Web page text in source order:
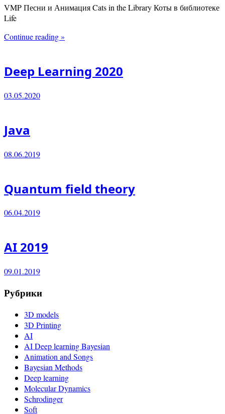
VMP Песни и Анимация Cats in the Library Коты в библиотеке
Life
Continue reading »
Deep Learning 2020
03.05.2020
Java
08.06.2019
Quantum field theory
06.04.2019
AI 2019
09.01.2019
Рубрики
3D models
3D Printing
AI
AI Deep learning Bayesian
Animation and Songs
Bayesian Methods
Deep learning
Molecular Dynamics
Schrodinger
Soft